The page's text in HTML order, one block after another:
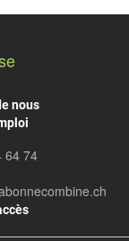
nous
64 74